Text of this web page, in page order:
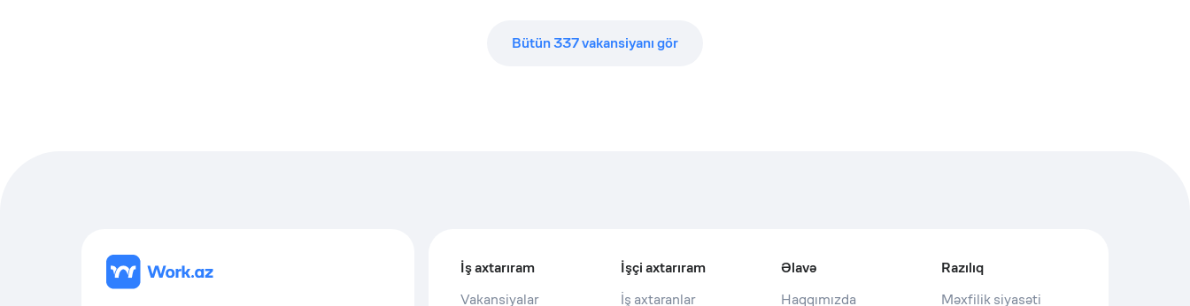
Bütün337vakansiyanı gör
İş axtarıram
Vakansiyalar
İşçi axtarıram
İş axtaranlar
Əlavə
Haqqımızda
Razılıq
Məxfilik siyasəti